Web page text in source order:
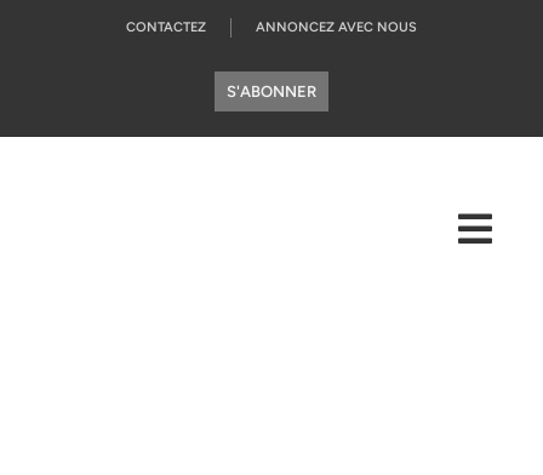
CONTACTEZ ANNONCEZ AVEC NOUS
S'ABONNER